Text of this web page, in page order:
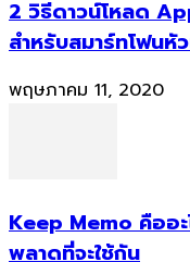
2 วิธีดาวน์โหลด
สำหรับสมาร์ทโฟนหั
พฤษภาคม 11, 2020
Keep Memo คืออะ
พลาดที่จะใช้กัน